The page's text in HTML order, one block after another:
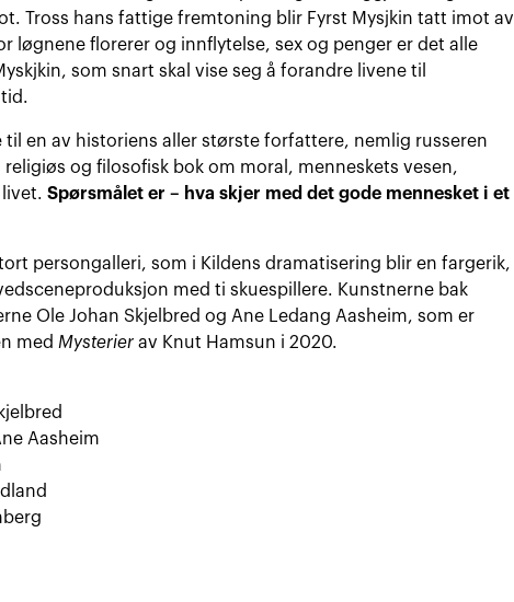
Tross hans fattige fremtoning blir Fyrst Mysjkin tatt imot av
løgnene florerer og innflytelse, sex og penger er det alle
som snart skal vise seg å forandre livene til
til en av historiens aller største forfattere, nemlig russeren
religiøs og filosofisk bok om moral, menneskets vesen,
livet.Spørsmålet er – hva skjer med det gode mennesket i et
persongalleri, som i Kildens dramatisering blir en fargerik,
med ti skuespillere. Kunstnerne bak
Ole Johan Skjelbred og Ane Ledang Aasheim, som er
med Mysterier av Knut Hamsun i 2020.
Aasheim